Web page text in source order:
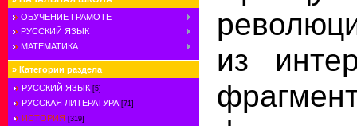
ОБУЧЕНИЕ ГРАМОТЕ
РУССКИЙ ЯЗЫК
МАТЕМАТИКА
» Категории раздела
РУССКИЙ ЯЗЫК [5]
РУССКАЯ ЛИТЕРАТУРА [71]
ИСТОРИЯ [319]
из